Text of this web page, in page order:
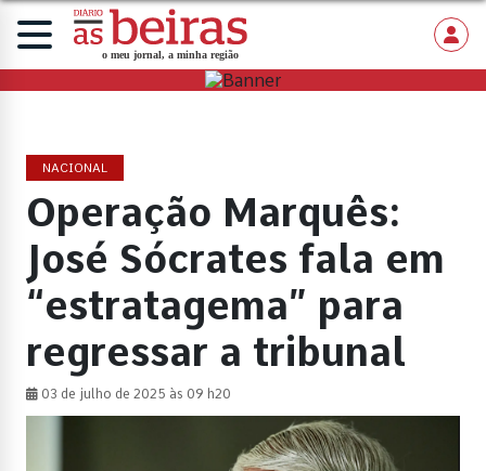
NACIONAL
Operação Marquês:
José Sócrates fala em
“estratagema” para
regressar a tribunal
03 de julho de 2025 às 09 h20